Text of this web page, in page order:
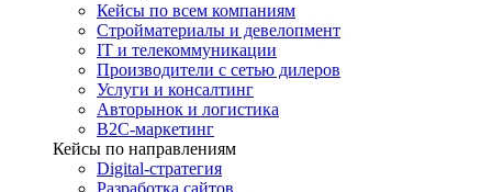
Кейсы по всем компаниям
Стройматериалы и девелопмент
IT и телекоммуникации
Производители с сетью дилеров
Услуги и консалтинг
Авторынок и логистика
B2С-маркетинг
Кейсы по направлениям
Digital-стратегия
Разработка сайтов